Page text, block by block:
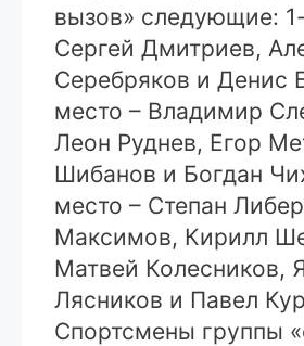
вызов» следующие:
Сергей Дмитриев,
Серебряков и Денис
место – Владимир
Леон Руднев, Егор
Шибанов и Богдан
место – Степан
Максимов, Кирилл
Матвей Колесников,
Лясников и Павел
Спортсмены группы